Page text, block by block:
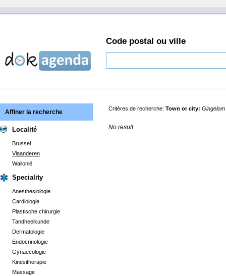
Code postal ou ville
Affiner la recherche
Localité
Brussel
Vlaanderen
Wallonië
Speciality
Anesthesiologie
Cardiologie
Plastische chirurgie
Tandheelkunde
Dermatologie
Endocrinologie
Gynaecologie
Kinesitherapie
Massage
Critères de recherche: Town or city: Gingelom
No result